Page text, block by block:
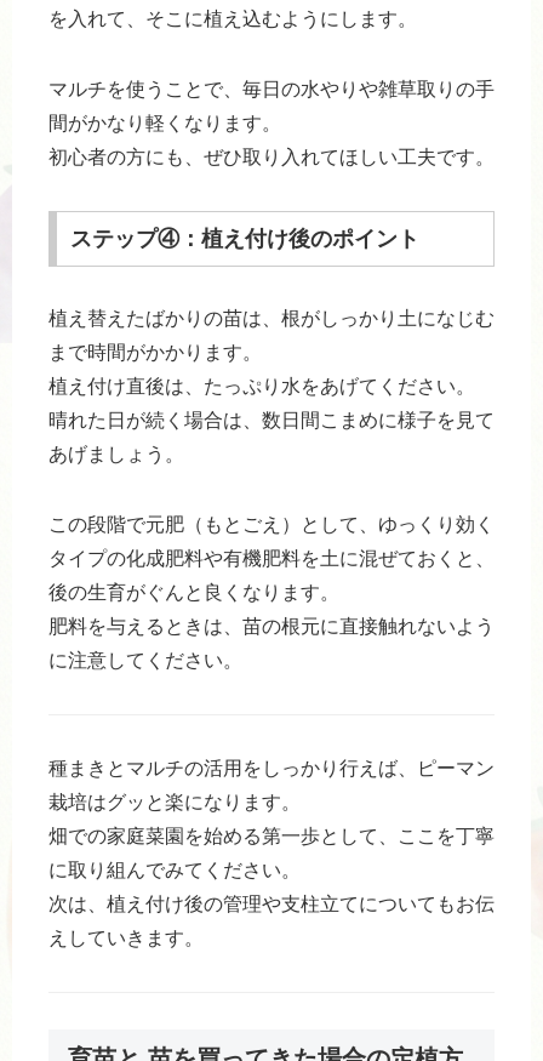
を入れて、そこに植え込むようにします。
マルチを使うことで、毎日の水やりや雑草取りの手
間がかなり軽くなります。
初心者の方にも、ぜひ取り入れてほしい工夫です。
ステップ④：植え付け後のポイント
植え替えたばかりの苗は、根がしっかり土になじむ
まで時間がかかります。
植え付け直後は、たっぷり水をあげてください。
晴れた日が続く場合は、数日間こまめに様子を見て
あげましょう。
この段階で元肥（もとごえ）として、ゆっくり効く
タイプの化成肥料や有機肥料を土に混ぜておくと、
後の生育がぐんと良くなります。
肥料を与えるときは、苗の根元に直接触れないよう
に注意してください。
種まきとマルチの活用をしっかり行えば、ピーマン
栽培はグッと楽になります。
畑での家庭菜園を始める第一歩として、ここを丁寧
に取り組んでみてください。
次は、植え付け後の管理や支柱立てについてもお伝
えしていきます。